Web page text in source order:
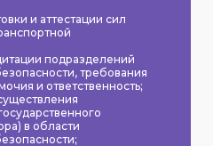
и аттестации сил
подразделений
требования
и ответственность;
в области